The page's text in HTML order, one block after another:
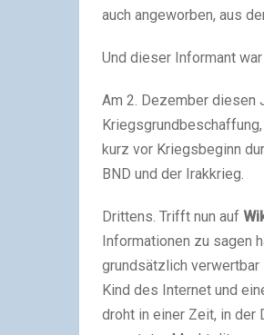
auch angeworben, aus
Und dieser Informant
Am 2. Dezember diesen
kurz vor Kriegsbeginn
BND und der Irakkrieg.
Drittens. Trifft nun auf
Informationen zu sagen
grundsätzlich
Kind des Internet und
droht in einer Zeit, in